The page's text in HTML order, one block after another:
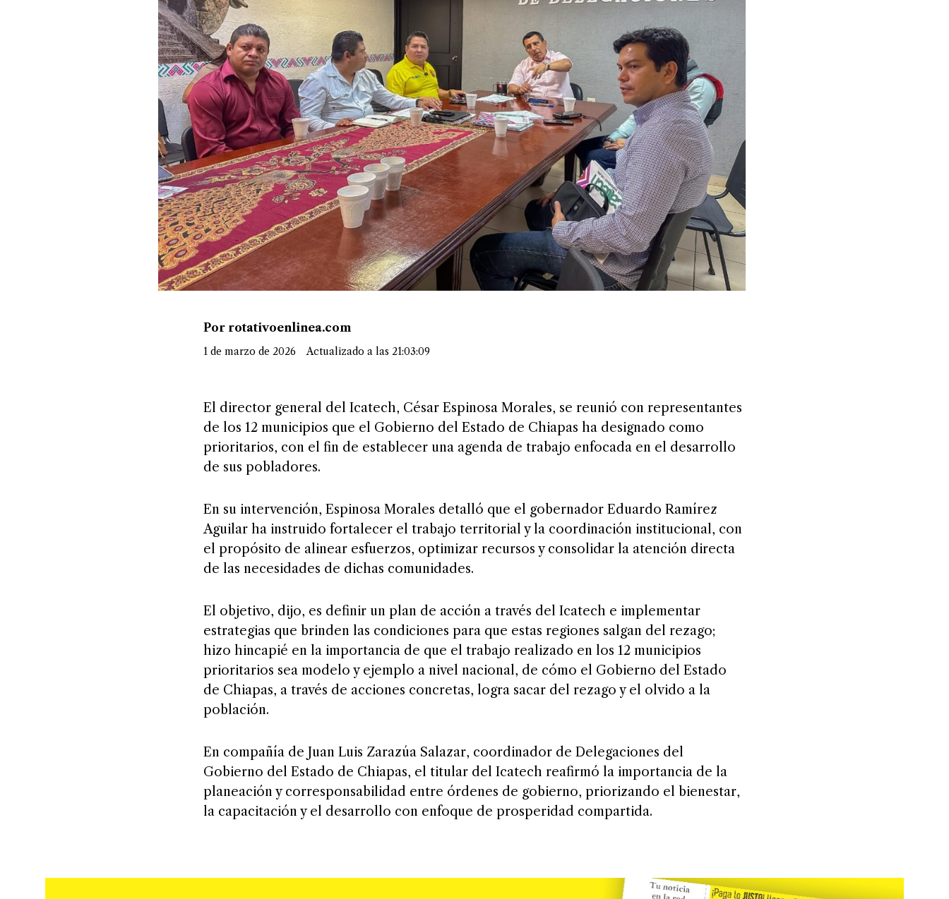
Por rotativoenlinea.com
1 de marzo de 2026 Actualizado a las 21:03:09
El director general del Icatech, César Espinosa Morales, se reunió con representantes
de los 12 municipios que el Gobierno del Estado de Chiapas ha designado como
prioritarios, con el fin de establecer una agenda de trabajo enfocada en el desarrollo
de sus pobladores.
En su intervención, Espinosa Morales detalló que el gobernador Eduardo Ramírez
Aguilar ha instruido fortalecer el trabajo territorial y la coordinación institucional, con
el propósito de alinear esfuerzos, optimizar recursos y consolidar la atención directa
de las necesidades de dichas comunidades.
El objetivo, dijo, es definir un plan de acción a través del Icatech e implementar
estrategias que brinden las condiciones para que estas regiones salgan del rezago;
hizo hincapié en la importancia de que el trabajo realizado en los 12 municipios
prioritarios sea modelo y ejemplo a nivel nacional, de cómo el Gobierno del Estado
de Chiapas, a través de acciones concretas, logra sacar del rezago y el olvido a la
población.
En compañía de Juan Luis Zarazúa Salazar, coordinador de Delegaciones del
Gobierno del Estado de Chiapas, el titular del Icatech reafirmó la importancia de la
planeación y corresponsabilidad entre órdenes de gobierno, priorizando el bienestar,
la capacitación y el desarrollo con enfoque de prosperidad compartida.